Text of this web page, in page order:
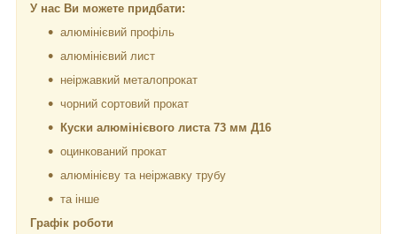
У нас Ви можете придбати:
алюмінієвий профіль
алюмінієвий лист
неіржавкий металопрокат
чорний сортовий прокат
Куски алюмінієвого листа 73 мм Д16
оцинкований прокат
алюмінієву та неіржавку трубу
та інше
Графік роботи